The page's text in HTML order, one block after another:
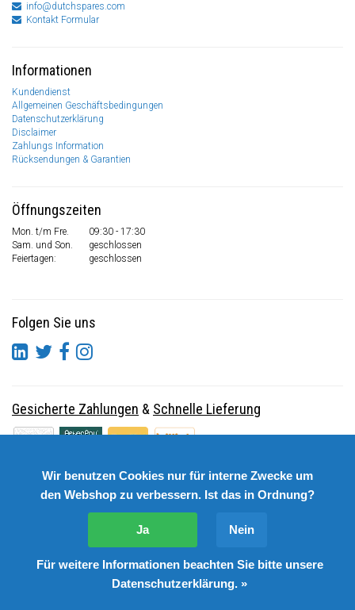
info@dutchspares.com
Kontakt Formular
Informationen
Kundendienst
Allgemeinen Geschäftsbedingungen
Datenschutzerklärung
Disclaimer
Zahlungs Information
Rücksendungen & Garantien
Öffnungszeiten
Mon. t/m Fre.
09:30 - 17:30
Sam. und Son.
geschlossen
Feiertagen:
geschlossen
Folgen Sie uns
Gesicherte Zahlungen & Schnelle Lieferung
© Copyright 2026 DutchSpares B.V. - Design byWebdinge.nl
DutchSpares B.V. word beoordeeld met: 9,9/10 (2541
Wir benutzen Cookies nur für interne Zwecke um
den Webshop zu verbessern. Ist das in Ordnung?
Ja Nein
Für weitere Informationen beachten Sie bitte unsere
Datenschutzerklärung. »